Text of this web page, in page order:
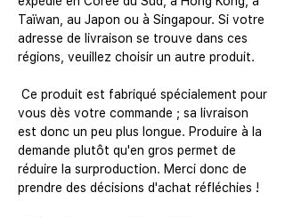
Taïwan, au Japon ou à Singapour. Si votre
adresse de livraison se trouve dans ces
régions, veuillez choisir un autre produit.
vous dès votre commande ; sa livraison
est donc un peu plus longue. Produire à la
demande plutôt qu'en gros permet de
réduire la surproduction. Merci donc de
prendre des décisions d'achat réfléchies !